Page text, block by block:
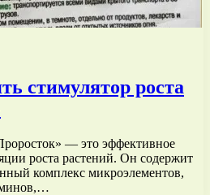
стимулятор роста
— это эффективное
роста растений. Он содержит
комплекс микроэлементов,